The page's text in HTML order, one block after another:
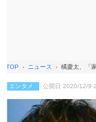
TOP ニュース 橘慶太、「
エンタメ 公開日 2020/12/9